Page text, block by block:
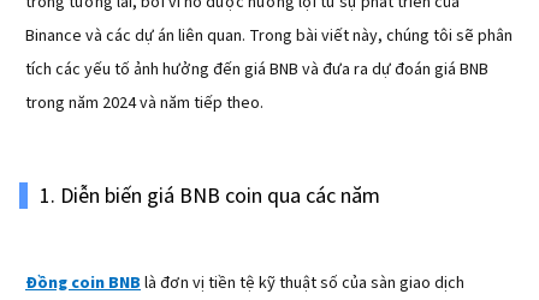
Binance và các dự án liên quan. Trong bài viết này, chúng tôi sẽ phân
tích các yếu tố ảnh hưởng đến giá BNB và đưa ra dự đoán giá BNB
trong năm 2024 và năm tiếp theo.
1. Diễn biến giá BNB coin qua các năm
Đồng coin BNB là đơn vị tiền tệ kỹ thuật số của sàn giao dịch